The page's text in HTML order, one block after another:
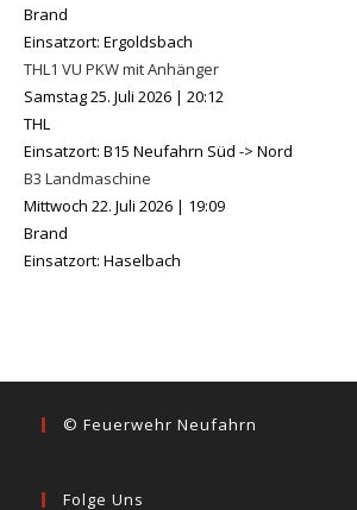
Brand
Einsatzort: Ergoldsbach
THL1 VU PKW mit Anhänger
Samstag 25. Juli 2026 | 20:12
THL
Einsatzort: B15 Neufahrn Süd -> Nord
B3 Landmaschine
Mittwoch 22. Juli 2026 | 19:09
Brand
Einsatzort: Haselbach
© Feuerwehr Neufahrn
Folge Uns